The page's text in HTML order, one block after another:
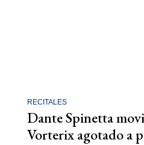
RECITALES
Dante Spinetta
Vorterix agotado a